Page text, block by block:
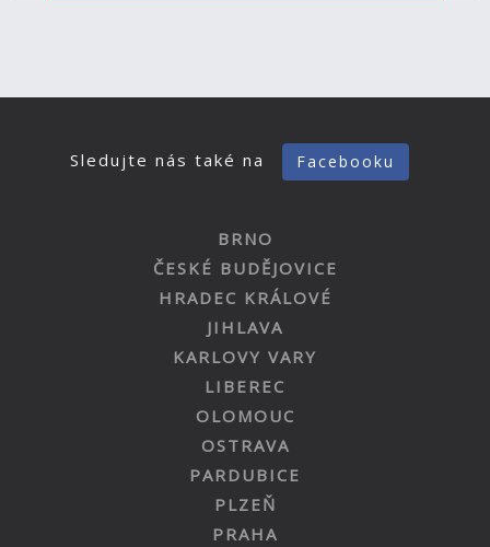
Sledujte nás také na Facebooku
BRNO
ČESKÉ BUDĚJOVICE
HRADEC KRÁLOVÉ
JIHLAVA
KARLOVY VARY
LIBEREC
OLOMOUC
OSTRAVA
PARDUBICE
PLZEŇ
PRAHA